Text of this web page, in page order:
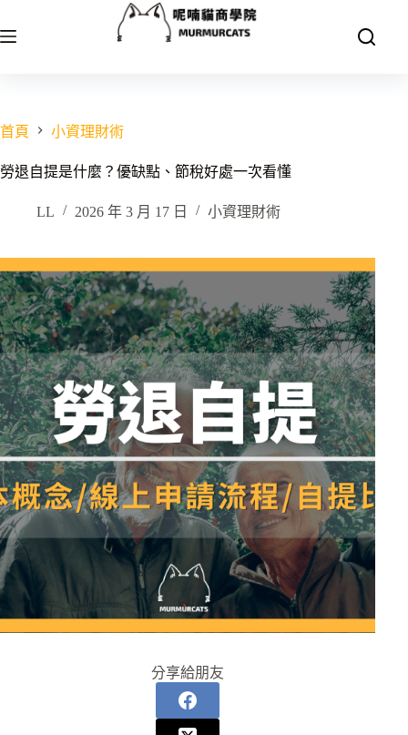
至
容
首頁 小資理財術
勞退自提是什麼？優缺點、節稅好處一次看懂
LL 2026 年 3 月 17 日 小資理財術
分享給朋友